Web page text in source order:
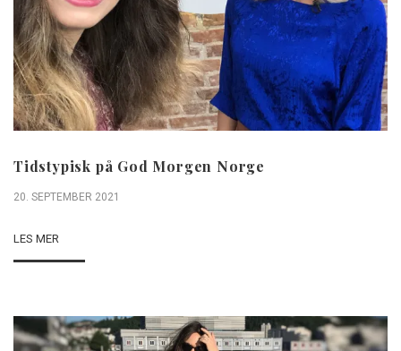
Tidstypisk på God Morgen Norge
20. SEPTEMBER 2021
LES MER